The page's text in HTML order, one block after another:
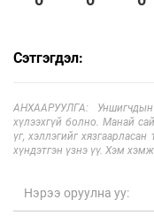
Сэтгэгдэл:
АНХААРУУЛГА: Уншигчдын
хүлээхгүй болно. Манай
үг, хэллэгийг
хүндэтгэн үзнэ үү. Хэм